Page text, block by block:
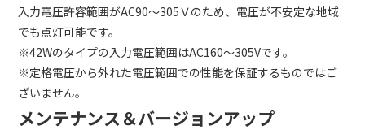
入力電圧許容範囲がAC90～305Ｖのため、電圧が不安定な地域
でも点灯可能です。
※42Wのタイプの入力電圧範囲はAC160～305Vです。
※定格電圧から外れた電圧範囲での性能を保証するものではご
ざいません。
メンテナンス＆バージョンアップ